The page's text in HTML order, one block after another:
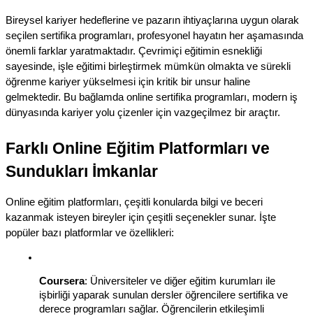
Bireysel kariyer hedeflerine ve pazarın ihtiyaçlarına uygun olarak
seçilen sertifika programları, profesyonel hayatın her aşamasında
önemli farklar yaratmaktadır. Çevrimiçi eğitimin esnekliği
sayesinde, işle eğitimi birleştirmek mümkün olmakta ve sürekli
öğrenme kariyer yükselmesi için kritik bir unsur haline
gelmektedir. Bu bağlamda online sertifika programları, modern iş
dünyasında kariyer yolu çizenler için vazgeçilmez bir araçtır.
Farklı Online Eğitim Platformları ve
Sundukları İmkanlar
Online eğitim platformları, çeşitli konularda bilgi ve beceri
kazanmak isteyen bireyler için çeşitli seçenekler sunar. İşte
popüler bazı platformlar ve özellikleri:
Coursera: Üniversiteler ve diğer eğitim kurumları ile
işbirliği yaparak sunulan dersler öğrencilere sertifika ve
derece programları sağlar. Öğrencilerin etkileşimli